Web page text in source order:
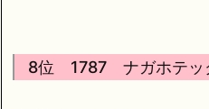
8位 1787 ナガホテ